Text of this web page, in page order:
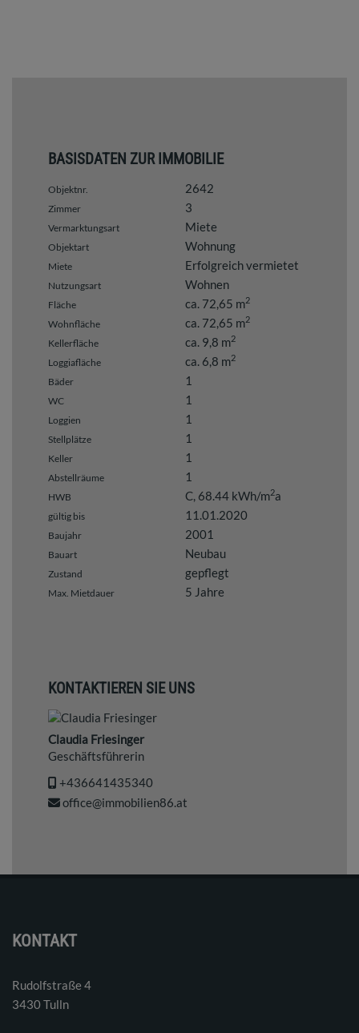
BASISDATEN ZUR IMMOBILIE
Objektnr. 2642
Zimmer 3
Vermarktungsart Miete
Objektart Wohnung
Miete Erfolgreich vermietet
Nutzungsart Wohnen
Fläche ca. 72,65 m2
Wohnfläche ca. 72,65 m2
Kellerfläche ca. 9,8 m2
Loggiafläche ca. 6,8 m2
Bäder 1
WC 1
Loggien 1
Stellplätze 1
Keller 1
Abstellräume 1
HWB C, 68.44 kWh/m2a
gültig bis 11.01.2020
Baujahr 2001
Bauart Neubau
Zustand gepflegt
Max. Mietdauer 5 Jahre
KONTAKTIEREN SIE UNS
Claudia Friesinger
Geschäftsführerin
+436641435340
office@immobilien86.at
KONTAKT
Rudolfstraße 4
3430 Tulln